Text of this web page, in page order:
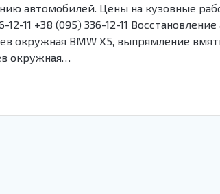
автомобилей. Цены на кузовные
12-11 +38 (095) 336-12-11
окружная BMW X5, выпрямление
окружная…